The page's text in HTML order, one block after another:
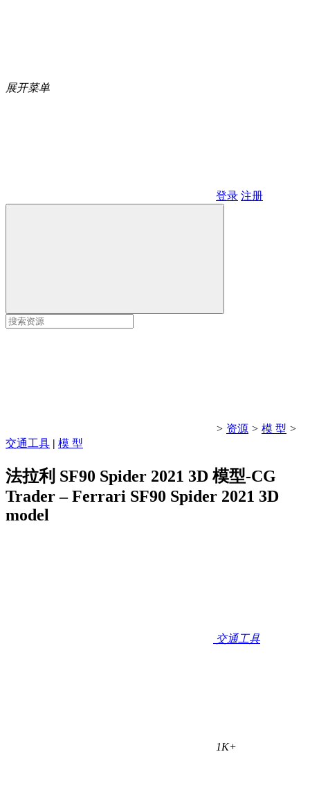
展开菜单
登录 注册
> 资源 > 模 型 >
交通工具 | 模 型
法拉利 SF90 Spider 2021 3D 模型-CG
Trader – Ferrari SF90 Spider 2021 3D
model
交通工具
1K+